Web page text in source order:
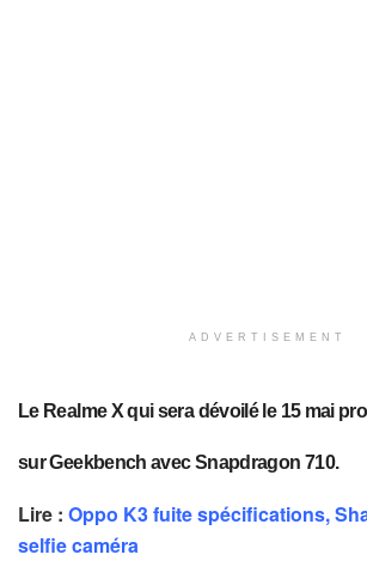
ADVERTISEMENT
Le Realme X qui sera dévoilé le 15 mai
sur Geekbench avec Snapdragon 710.
Lire : Oppo K3 fuite spécifications,
selfie caméra